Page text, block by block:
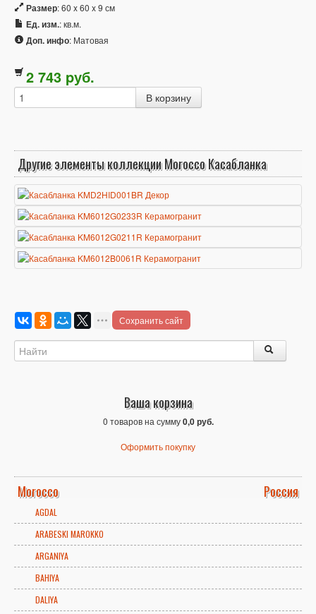
Размер: 60 x 60 x 9 см
Ед. изм.: кв.м.
Доп. инфо: Матовая
2 743 pуб.
Другие элементы коллекции Morocco Касабланка
Сохранить сайт
Ваша корзина
0 товаров на сумму0,0 руб.
Оформить покупку
Morocco Россия
AGDAL
ARABESKI MAROKKO
ARGANIYA
BAHIYA
DALIYA